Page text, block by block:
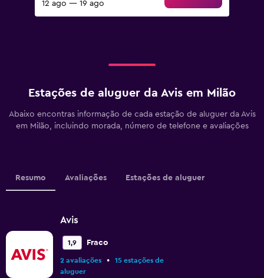
12 ago — 19 ago
Estações de aluguer da Avis em Milão
Abaixo encontras informação de cada estação de aluguer da Avis
em Milão, incluindo morada, número de telefone e avaliações
Resumo Avaliações Estações de aluguer
Avis
1,9 Fraco
2 avaliações •
15 estações de
aluguer